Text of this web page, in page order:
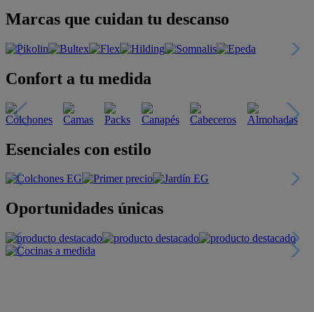
Marcas que cuidan tu descanso
Confort a tu medida
Esenciales con estilo
Oportunidades únicas